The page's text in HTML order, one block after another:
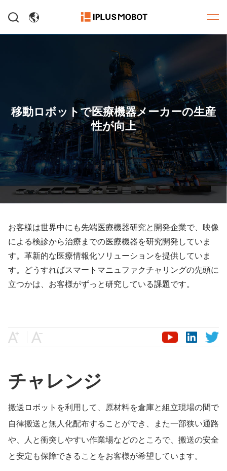
移動ロボットで医療機器メーカーの生産
性が向上
お客様は世界中にも先端医療機器研究と開発企業で、映像
による検診から治療までの医療機器を研究開発していま
す。革新的な医療情報化ソリューションを提供していま
す。どうすればスマートマニュファクチャリングの先頭に
立つかは、お客様がずっと研究している課題です。
チャレンジ
搬送ロボットを利用して、原材料を倉庫と組立現場の間で
自律搬送と無人化配布することができ、また一部狭い通路
や、人と衝突しやすい作業場などのところで、搬送の安全
と安定も保障できることをお客様が希望しています。